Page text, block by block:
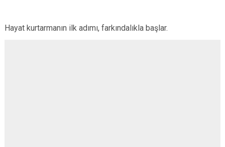
Hayat kurtarmanın ilk adımı, farkındalıkla başlar.